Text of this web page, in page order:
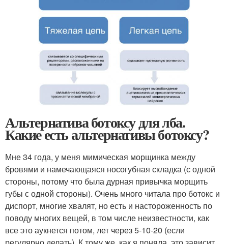
Альтернатива ботоксу для лба.
Какие есть альтернативы ботоксу?
Мне 34 года, у меня мимическая морщинка между
бровями и намечающаяся носогубная складка (с одной
стороны, потому что была дурная привычка морщить
губы с одной стороны). Очень много читала про ботокс и
диспорт, многие хвалят, но есть и настороженность по
поводу многих вещей, в том числе неизвестности, как
все это аукнется потом, лет через 5-10-20 (если